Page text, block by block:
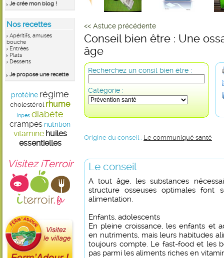
Je crée mon blog !
Nos recettes
Apéritifs, amuses
bouche
Entrées
Plats
Desserts
Je propose une recette
protéine régime
cholestérol rhume
Inpes diabète
crampes nutrition
vitamine huiles
essentielles
Visitez iTerroir
<< Astuce précédente
Conseil bien être : Une
âge
Recherchez un consil bien être :
Catégorie :
Origine du conseil : Le communiqué santé
Le conseil
A tout âge, les substances
structure osseuses optimales font
alimentation.
Enfants, adolescents
En pleine croissance, les enfants et
en nutriments, mais leurs habitudes
toujours compte. Le fast-food et les
pas parmi les aliments riches en